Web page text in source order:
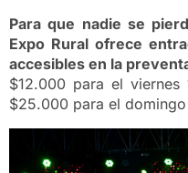
Para que nadie se
Expo Rural ofrece
accesibles en la
$12.000 para el
$25.000 para el